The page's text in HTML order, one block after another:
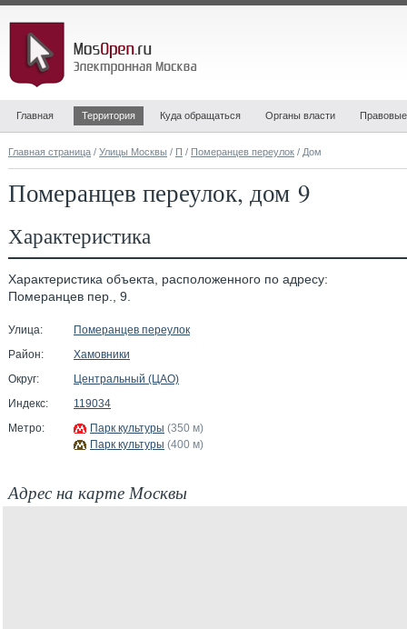
Главная Территория Куда обращаться Органы власти
Главная страница / Улицы Москвы / П / Померанцев переулок / Дом
Померанцев переулок, дом 9
Характеристика
Характеристика объекта, расположенного по адресу:
Померанцев пер., 9.
Улица:
Померанцев переулок
Район:
Хамовники
Округ:
Центральный (ЦАО)
Индекс:
119034
Метро:
Парк культуры (350 м)
Парк культуры (400 м)
Адрес на карте Москвы